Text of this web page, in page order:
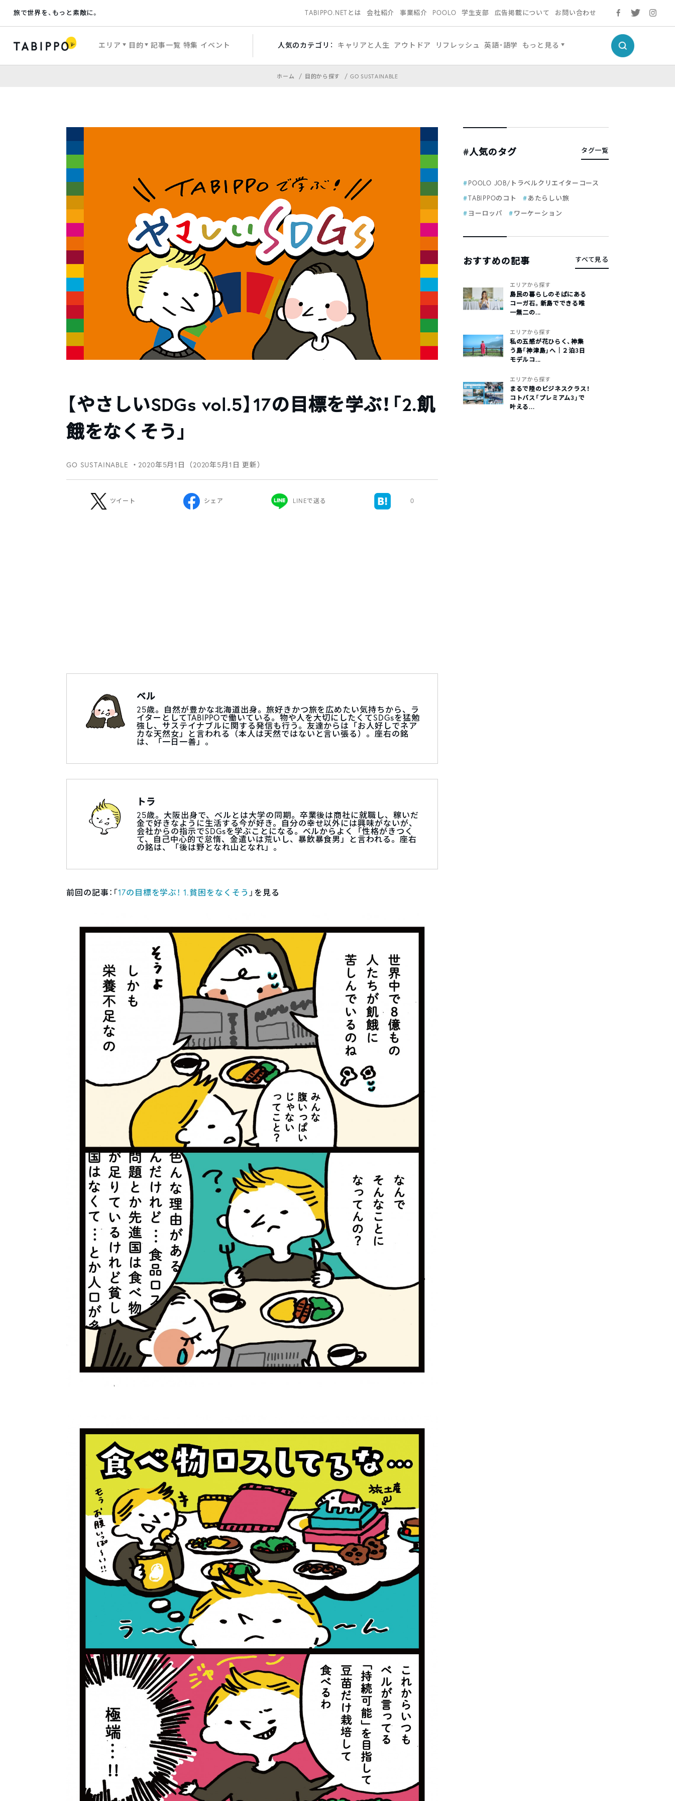
旅で世界を、もっと素敵に。 TABIPPO.NETとは 会社紹介 事業紹介 POOLO 学生支部 広告掲載について お問い合わせ
エリア 目的 記事一覧 特集 イベント 人気のカテゴリ： キャリアと人生 アウトドア リフレッシュ 英語・語学 もっと見る
ホーム 目的から探す GO SUSTAINABLE
【やさしいSDGs vol.5】17の目標を学ぶ！「2.飢
餓をなくそう」
GO SUSTAINABLE ・2020年5月1日（2020年5月1日 更新）
ツイート シェア LINEで送る 0
ベル
25歳。自然が豊かな北海道出身。旅好きかつ旅を広めたい気持ちから、ラ
イターとしてTABIPPOで働いている。物や人を大切にしたくてSDGsを猛勉
強し、サステイナブルに関する発信も行う。友達からは「お人好しでネア
カな天然女」と言われる（本人は天然ではないと言い張る）。座右の銘
は、「一日一善」。
トラ
25歳。大阪出身で、ベルとは大学の同期。卒業後は商社に就職し、稼いだ
金で好きなように生活する今が好き。自分の幸せ以外には興味がないが、
会社からの指示でSDGsを学ぶことになる。ベルからよく「性格がきつく
て、自己中心的で怠惰、金遣いは荒いし、暴飲暴食男」と言われる。座右
の銘は、「後は野となれ山となれ」。
前回の記事：「17の目標を学ぶ！ 1.貧困をなくそう 」を見る
#人気のタグ タグ一覧
POOLO JOB/トラベルクリエイターコース
TABIPPOのコト
あたらしい旅
ヨーロッパ
ワーケーション
おすすめの記事 すべて見る
エリアから探す
島民の暮らしのそばにある
コーガ石。新島でできる唯
一無二の...
エリアから探す
私の五感が花ひらく、神集
う島「神津島」へ｜２泊3日
モデルコ...
エリアから探す
まるで陸のビジネスクラス！
コトバス「プレミアム3」で
叶える...